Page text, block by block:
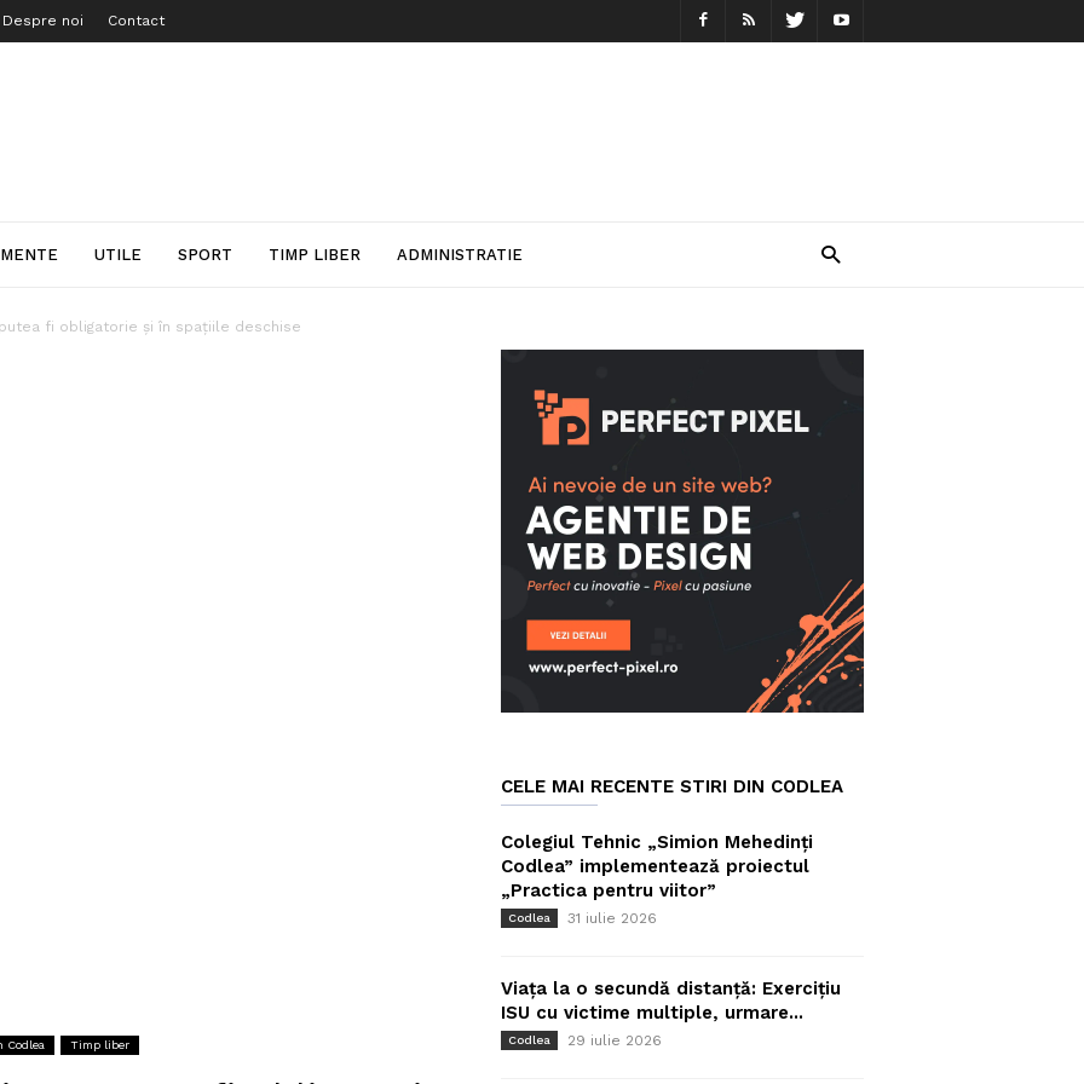
Despre noi Contact
UTILE SPORT TIMP LIBER ADMINISTRATIE
fi obligatorie și în spațiile deschise
Codlea Timp liber
CELE MAI RECENTE STIRI DIN CODLEA
Colegiul Tehnic „Simion Mehedinți
Codlea” implementează proiectul
„Practica pentru viitor”
Codlea 31 iulie 2026
Viața la o secundă distanță: Exercițiu
ISU cu victime multiple, urmare...
Codlea 29 iulie 2026